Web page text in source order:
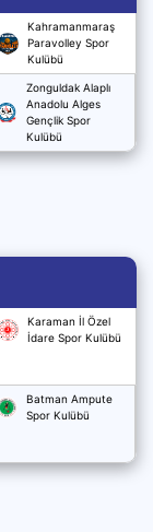
Kahramanmaraş
Paravolley Spor
Kulübü
Zonguldak Alaplı
Anadolu Alges
Gençlik Spor
Kulübü
Karaman İl Özel
İdare Spor Kulübü
Batman Ampute
Spor Kulübü